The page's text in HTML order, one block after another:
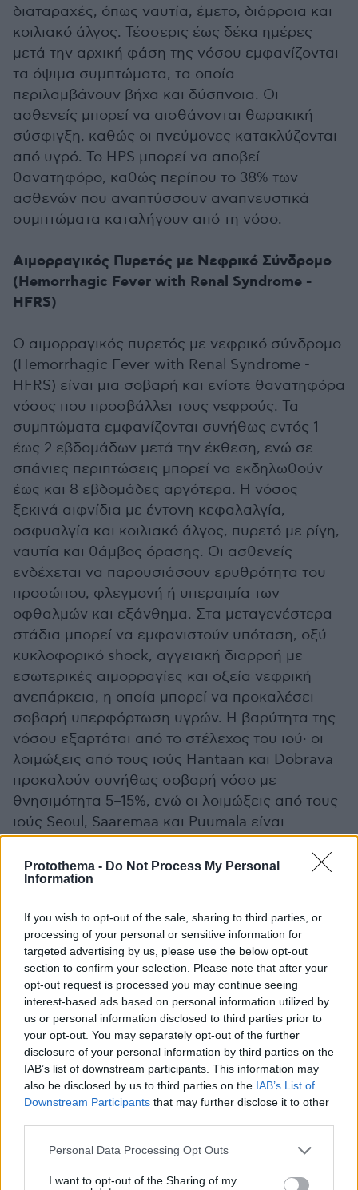
Protothema - Do Not Process My Personal
Information
If you wish to opt-out of the sale, sharing to third parties, or
processing of your personal or sensitive information for
targeted advertising by us, please use the below opt-out
section to confirm your selection. Please note that after your
opt-out request is processed you may continue seeing
interest-based ads based on personal information utilized by
us or personal information disclosed to third parties prior to
your opt-out. You may separately opt-out of the further
disclosure of your personal information by third parties on the
IAB’s list of downstream participants. This information may
also be disclosed by us to third parties on the IAB’s List of
Downstream Participants that may further disclose it to other
Please note that this website/app uses one or more Google
not limited to your visit or usage behaviour. You may click to
Personal Data Processing Opt Outs
I want to opt-out of the Sharing of my
διαταραχές, όπως ναυτία, έμετο, διάρροια και
κοιλιακό άλγος. Τέσσερις έως δέκα ημέρες
μετά την αρχική φάση της νόσου εμφανίζονται
τα όψιμα συμπτώματα, τα οποία
περιλαμβάνουν βήχα και δύσπνοια. Οι
ασθενείς μπορεί να αισθάνονται θωρακική
σύσφιγξη, καθώς οι πνεύμονες κατακλύζονται
από υγρό. Το HPS μπορεί να αποβεί
θανατηφόρο, καθώς περίπου το 38% των
ασθενών που αναπτύσσουν αναπνευστικά
συμπτώματα καταλήγουν από τη νόσο.
Αιμορραγικός Πυρετός με Νεφρικό Σύνδρομο
(Hemorrhagic Fever with Renal Syndrome -
HFRS)
Ο αιμορραγικός πυρετός με νεφρικό σύνδρομο
(Hemorrhagic Fever with Renal Syndrome -
HFRS) είναι μια σοβαρή και ενίοτε θανατηφόρα
νόσος που προσβάλλει τους νεφρούς. Τα
συμπτώματα εμφανίζονται συνήθως εντός 1
έως 2 εβδομάδων μετά την έκθεση, ενώ σε
σπάνιες περιπτώσεις μπορεί να εκδηλωθούν
έως και 8 εβδομάδες αργότερα. Η νόσος
ξεκινά αιφνίδια με έντονη κεφαλαλγία,
οσφυαλγία και κοιλιακό άλγος, πυρετό με ρίγη,
ναυτία και θάμβος όρασης. Οι ασθενείς
ενδέχεται να παρουσιάσουν ερυθρότητα του
προσώπου, φλεγμονή ή υπεραιμία των
οφθαλμών και εξάνθημα. Στα μεταγενέστερα
στάδια μπορεί να εμφανιστούν υπόταση, οξύ
κυκλοφορικό shock, αγγειακή διαρροή με
εσωτερικές αιμορραγίες και οξεία νεφρική
ανεπάρκεια, η οποία μπορεί να προκαλέσει
σοβαρή υπερφόρτωση υγρών. Η βαρύτητα της
νόσου εξαρτάται από το στέλεχος του ιού· οι
λοιμώξεις από τους ιούς Hantaan και Dobrava
προκαλούν συνήθως σοβαρή νόσο με
θνησιμότητα 5–15%, ενώ οι λοιμώξεις από τους
ιούς Seoul, Saaremaa και Puumala είναι
του 1%. Η πλήρης ανάρρωση μπορεί να
απαιτήσει από αρκετές εβδομάδες έως και
Θεραπεία
Δεν υφίσταται ειδική αιτιολογική θεραπεία για
τη λοίμωξη από hantavirus. Η αντιμετώπιση
βασίζεται κυρίως σε υποστηρικτική αγωγή,
όπως επαρκής ανάπαυση, σωστή ενυδάτωση
και συμπτωματική θεραπεία. Το Πνευμονικό
Σύνδρομο από Hantavirus (HPS) μπορεί να
οδηγήσει σε σοβαρή αναπνευστική
χρειάζονται μηχανική υποστήριξη της
αναπνοής, όπως ενδοτραχειακή διασωλήνωση.